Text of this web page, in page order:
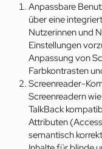
Anpassbare
über eine
Nutzerinnen und
Einstellungen
Anpassung von
Farbkontrasten
Screenreader-
Screenreadern
TalkBack
Attributen
semantisch